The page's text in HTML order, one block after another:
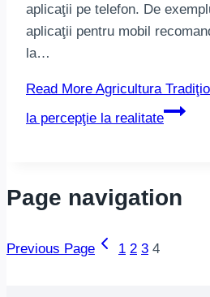
aplicaţii pe telefon. De
aplicaţii pentru mobil
la…
Read More Agricultura
la percepţie la realitate
Page navigation
Previous Page 1 2 3 4